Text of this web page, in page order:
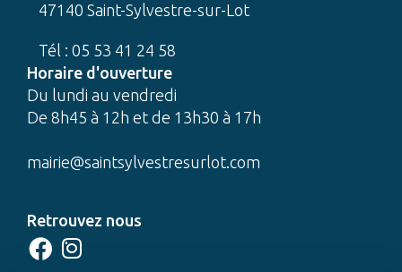
47140 Saint-Sylvestre-sur-Lot
Tél : 05 53 41 24 58
Horaire d'ouverture
Du lundi au vendredi
De 8h45 à 12h et de 13h30 à 17h
mairie@saintsylvestresurlot.com
Retrouvez nous